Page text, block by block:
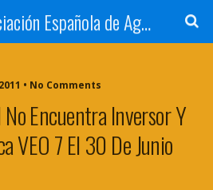
Aeapaf - Asociación Española de Agencias de Prensa y Archivos Fotográficos
• No Comments
Encuentra Inversor Y
VEO 7 El 30 De Junio